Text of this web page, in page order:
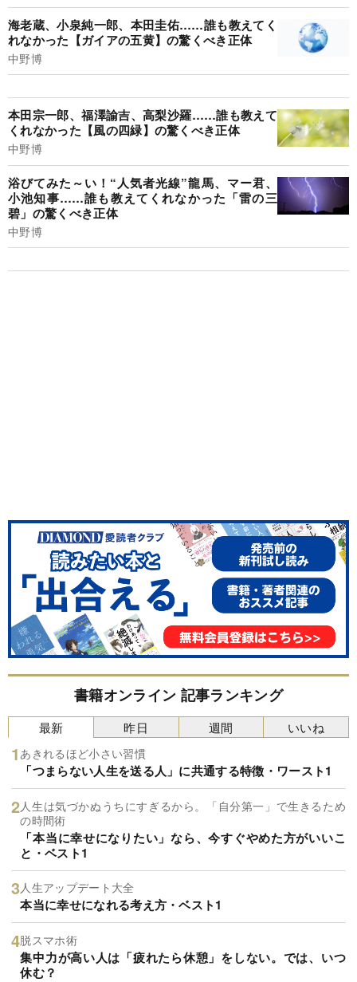
海老蔵、小泉純一郎、本田圭佑……誰も教えてく
れなかった【ガイアの五黄】の驚くべき正体
中野博
本田宗一郎、福澤諭吉、高梨沙羅……誰も教えて
くれなかった【風の四緑】の驚くべき正体
中野博
浴びてみた～い！“人気者光線”龍馬、マー君、
小池知事……誰も教えてくれなかった「雷の三
碧」の驚くべき正体
中野博
書籍オンライン 記事ランキング
最新
あきれるほど小さい習慣
「つまらない人生を送る人」に共通する特徴・ワースト1
人生は気づかぬうちにすぎるから。「自分第一」で生きるため
の時間術
「本当に幸せになりたい」なら、今すぐやめた方がいいこ
と・ベスト1
人生アップデート大全
本当に幸せになれる考え方・ベスト1
脱スマホ術
集中力が高い人は「疲れたら休憩」をしない。では、いつ
休む？
昨日 週間 いいね